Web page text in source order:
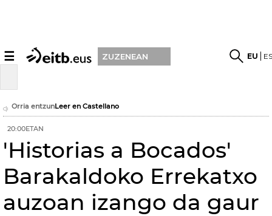
☰ ZUZENEAN EU
Orria entzunLeer en Castellano
20:00ETAN
'Historias a Bocados'
Barakaldoko Errekatxo
auzoan izango da gaur